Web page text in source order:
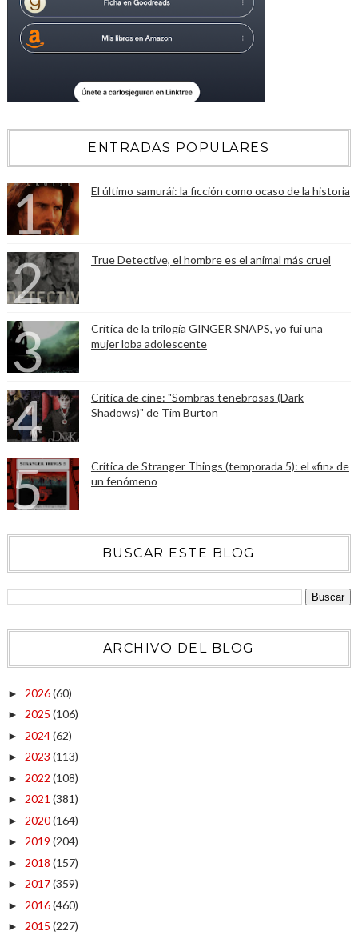
ENTRADAS POPULARES
El último samurái: la ficción como ocaso de la historia
True Detective, el hombre es el animal más cruel
Crítica de la trilogía GINGER SNAPS, yo fui una
mujer loba adolescente
Crítica de cine: "Sombras tenebrosas (Dark
Shadows)" de Tim Burton
Crítica de Stranger Things (temporada 5): el «fin» de
un fenómeno
BUSCAR ESTE BLOG
ARCHIVO DEL BLOG
► 2026(60)
► 2025 (106)
► 2024(62)
► 2023 (113)
► 2022 (108)
► 2021 (381)
► 2020(164)
► 2019 (204)
► 2018 (157)
► 2017(359)
► 2016(460)
► 2015 (227)